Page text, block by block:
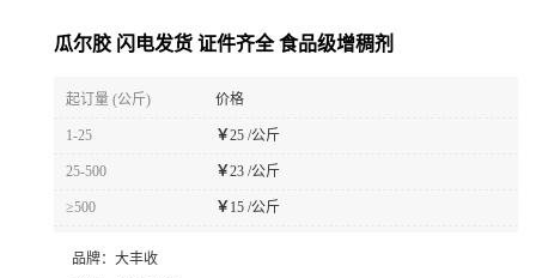
瓜尔胶 闪电发货 证件齐全 食品级增稠剂
起订量 (公斤) 价格
1-25 ￥25 /公斤
25-500 ￥23 /公斤
≥500 ￥15 /公斤
品牌： 大丰收